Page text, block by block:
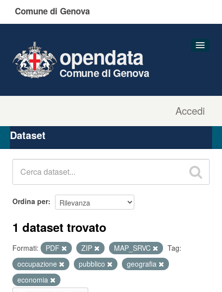
Comune di Genova
Accedi
opendata
Comune di Genova
Organizzazioni
Gruppi
Dataset
Ordina per
1 dataset trovato
Formati: PDF ZIP MAP_SRVC
Tag:
occupazione
pubblico
geografia
economia